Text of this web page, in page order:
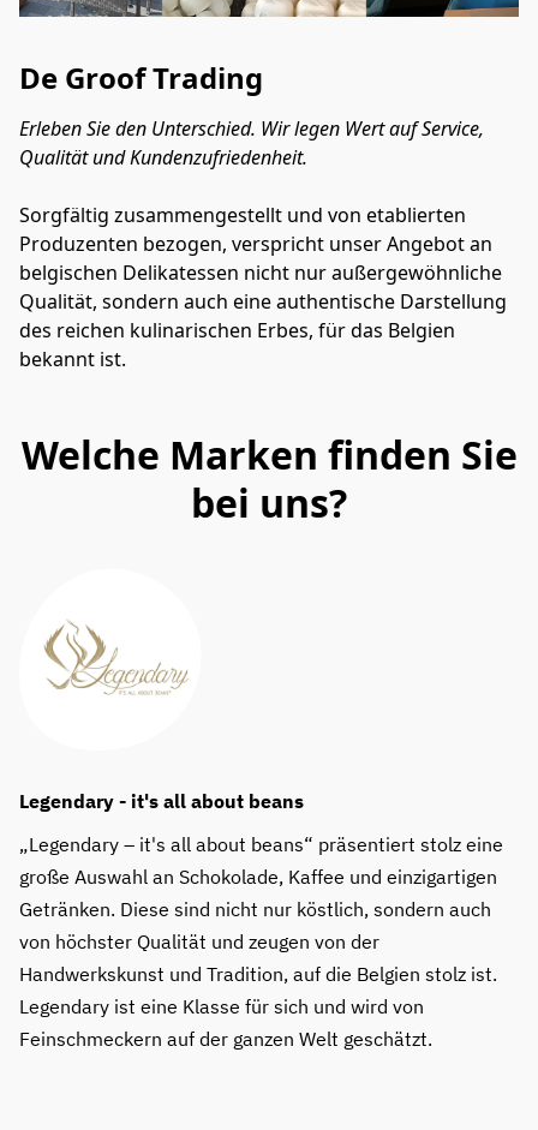
De Groof Trading
Erleben Sie den Unterschied. Wir legen Wert auf Service,
Qualität und Kundenzufriedenheit.
Sorgfältig zusammengestellt und von etablierten
Produzenten bezogen, verspricht unser Angebot an
belgischen Delikatessen nicht nur außergewöhnliche
Qualität, sondern auch eine authentische Darstellung
des reichen kulinarischen Erbes, für das Belgien
bekannt ist.
Welche Marken finden Sie
bei uns?
Legendary - it's all about beans
„Legendary – it's all about beans“ präsentiert stolz eine
große Auswahl an Schokolade, Kaffee und einzigartigen
Getränken. Diese sind nicht nur köstlich, sondern auch
von höchster Qualität und zeugen von der
Handwerkskunst und Tradition, auf die Belgien stolz ist.
Legendary ist eine Klasse für sich und wird von
Feinschmeckern auf der ganzen Welt geschätzt.